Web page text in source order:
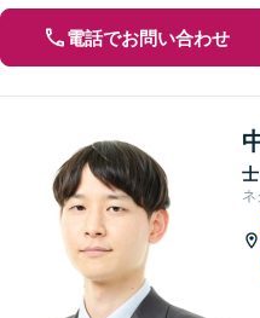
電話でお問い合わせ
士
ネ